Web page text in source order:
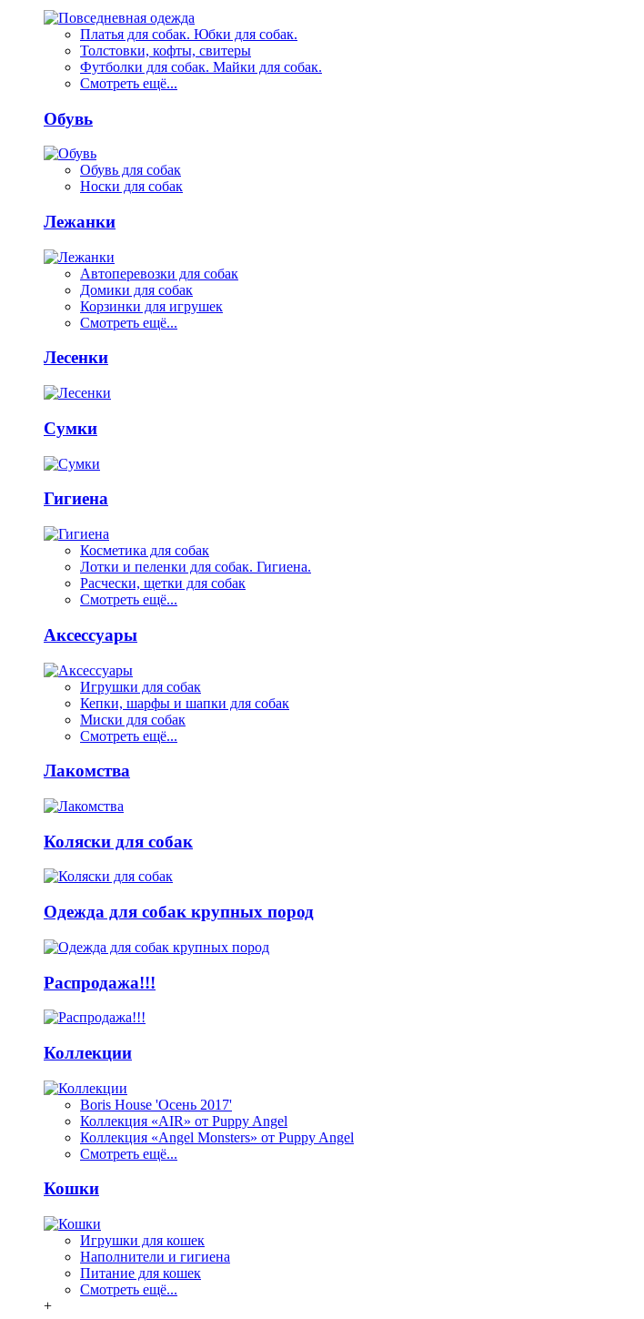
Платья для собак. Юбки для собак.
Толстовки, кофты, свитеры
Футболки для собак. Майки для собак.
Смотреть ещё...
Обувь
Обувь для собак
Носки для собак
Лежанки
Автоперевозки для собак
Домики для собак
Корзинки для игрушек
Смотреть ещё...
Лесенки
Сумки
Гигиена
Косметика для собак
Лотки и пеленки для собак. Гигиена.
Расчески, щетки для собак
Смотреть ещё...
Аксессуары
Игрушки для собак
Кепки, шарфы и шапки для собак
Миски для собак
Смотреть ещё...
Лакомства
Коляски для собак
Одежда для собак крупных пород
Распродажа!!!
Коллекции
Boris House 'Осень 2017'
Коллекция «AIR» от Puppy Angel
Коллекция «Angel Monsters» от Puppy Angel
Смотреть ещё...
Кошки
Игрушки для кошек
Наполнители и гигиена
Питание для кошек
Смотреть ещё...
+